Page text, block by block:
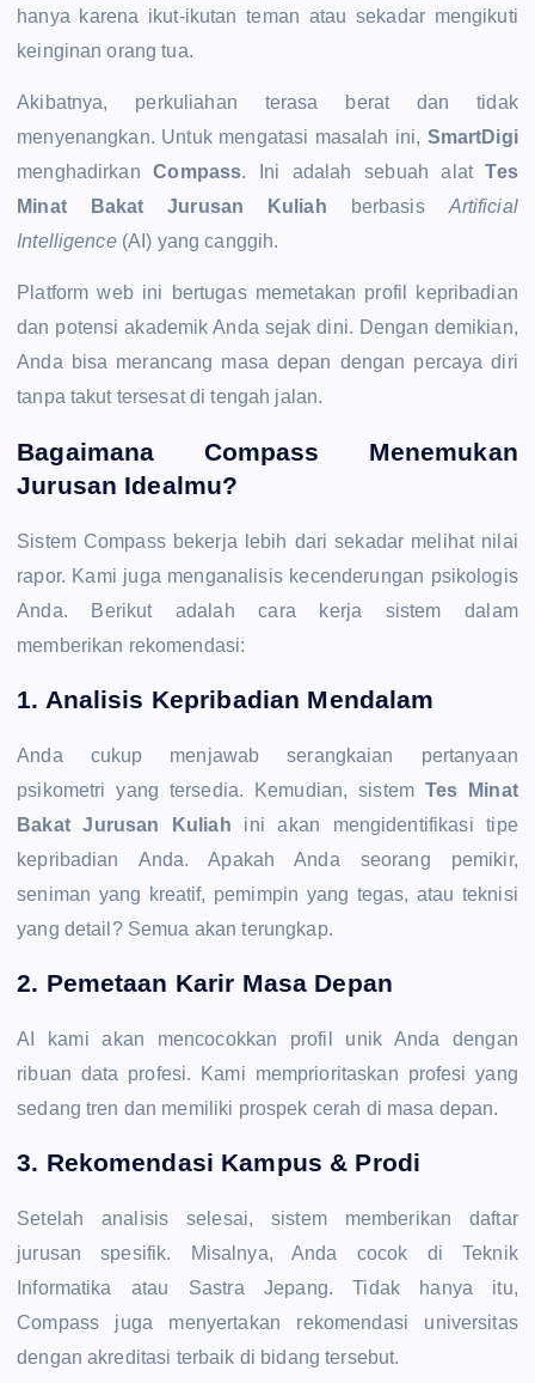
hanya karena ikut-ikutan teman atau sekadar mengikuti
keinginan orang tua.
Akibatnya, perkuliahan terasa berat dan tidak
menyenangkan. Untuk mengatasi masalah ini, SmartDigi
menghadirkanCompass. Ini adalah sebuah alatTes
Minat Bakat Jurusan Kuliah berbasis Artificial
Intelligence(AI) yang canggih.
Platform web ini bertugas memetakan profil kepribadian
dan potensi akademik Anda sejak dini. Dengan demikian,
Anda bisa merancang masa depan dengan percaya diri
tanpa takut tersesat di tengah jalan.
Bagaimana Compass Menemukan
Jurusan Idealmu?
Sistem Compass bekerja lebih dari sekadar melihat nilai
rapor. Kami juga menganalisis kecenderungan psikologis
Anda. Berikut adalah cara kerja sistem dalam
memberikan rekomendasi:
1. Analisis Kepribadian Mendalam
Anda cukup menjawab serangkaian pertanyaan
psikometri yang tersedia. Kemudian, sistem Tes Minat
Bakat Jurusan Kuliah ini akan mengidentifikasi tipe
kepribadian Anda. Apakah Anda seorang pemikir,
seniman yang kreatif, pemimpin yang tegas, atau teknisi
yang detail? Semua akan terungkap.
2. Pemetaan Karir Masa Depan
AI kami akan mencocokkan profil unik Anda dengan
ribuan data profesi. Kami memprioritaskan profesi yang
sedang tren dan memiliki prospek cerah di masa depan.
3. Rekomendasi Kampus & Prodi
Setelah analisis selesai, sistem memberikan daftar
jurusan spesifik. Misalnya, Anda cocok di Teknik
Informatika atau Sastra Jepang. Tidak hanya itu,
Compass juga menyertakan rekomendasi universitas
dengan akreditasi terbaik di bidang tersebut.